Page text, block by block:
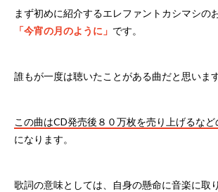
まず初めに紹介するエレファントカシマシの
「今宵の月のように」 です。
誰もが一度は聴いたことがある曲だと思います
この曲はCD発売後８０万枚を売り上げるな
になります。
歌詞の意味としては、自身の懸命に音楽に取